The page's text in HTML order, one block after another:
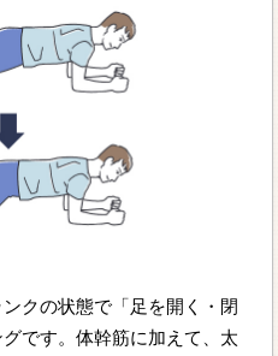
クの状態で「足を開く・閉
です。体幹筋に加えて、太